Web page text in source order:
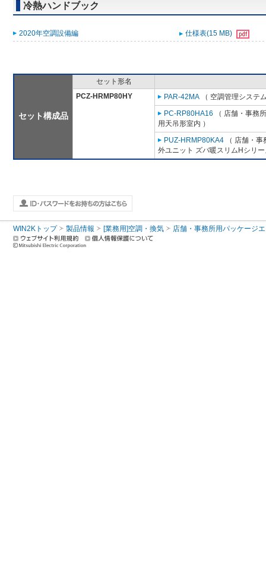
冷熱ハンドブック
2020年空調設備編 仕様表(15 MB)
セット構成品
セット形名
PCZ-HRMP80HY
PAR-42MA （ 空調管理システ
PC-RP80HA16 （ 店舗・事務
用天吊形室内 ）
PUZ-HRMP80KA4 （ 店舗・
外ユニット ズバ暖スリムHシリ
WIN2Kトップ 製品情報 [業務用]空調・換気 店舗・事務所用パッケージ